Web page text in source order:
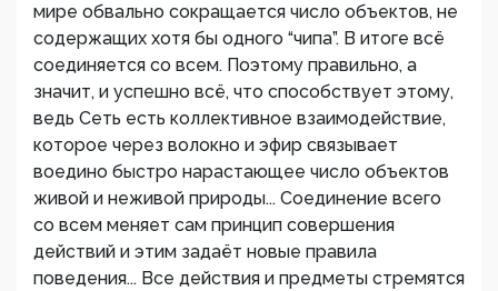
мире обвально сокращается число объектов, не
содержащих хотя бы одного “чипа”. В итоге всё
соединяется со всем. Поэтому правильно, а
значит, и успешно всё, что способствует этому,
ведь Сеть есть коллективное взаимодействие,
которое через волокно и эфир связывает
воедино быстро нарастающее число объектов
живой и неживой природы... Соединение всего
со всем меняет сам принцип совершения
действий и этим задаёт новые правила
поведения... Все действия и предметы стремятся